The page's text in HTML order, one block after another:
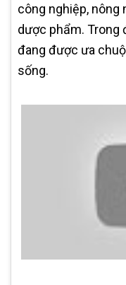
công nghiệp, nông
dược phẩm. Trong
đang được ưa
sống.